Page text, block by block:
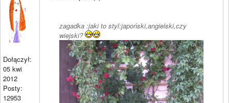
Dołączył:
05 kwi
2012
Posty:
12953
zagadka :jaki to styl:japoński,angielski,czy
wiejski?